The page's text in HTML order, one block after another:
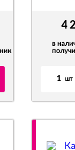
4
в
1 шт